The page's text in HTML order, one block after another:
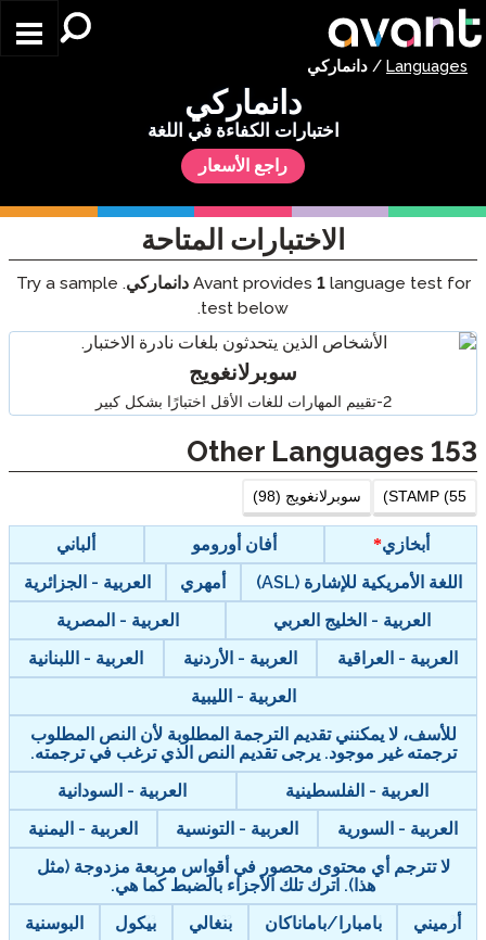
Skip to main content
Languages
/ دانماركي
دانماركي
اختبارات الكفاءة في اللغة
راجع الأسعار
الاختبارات المتاحة
Avant provides 1language test for دانماركي . Try a sample
test below.
سوبرلانغويج
2-تقييم المهارات للغات الأقل اختبارًا بشكل كبير
153
STAMP (55) سوبرلانغويج (98)
أبخازي أفان أورومو
ألباني
اللغة الأمريكية للإشارة (ASL)
أمهري
العربية - الجزائرية
العربية - الخليج العربي
العربية - المصرية
العربية - العراقية
العربية - الأردنية
العربية - اللبنانية
العربية - الليبية
للأسف، لا يمكنني تقديم الترجمة المطلوبة لأن النص المطلوب
ترجمته غير موجود. يرجى تقديم النص الذي ترغب في ترجمته.
العربية - الفلسطينية
العربية - السودانية
العربية - السورية
العربية - التونسية
العربية - اليمنية
لا تترجم أي محتوى محصور في أقواس مربعة مزدوجة (مثل
هذا). اترك تلك الأجزاء بالضبط كما هي.
أرميني
بامبارا/باماناكان بنغالي بيكول
البوسنية